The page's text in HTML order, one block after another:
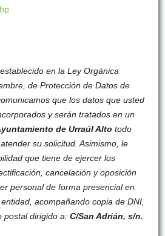
en la Ley Orgánica
de Protección de Datos de
que los datos que usted
y serán tratados en un
de Urraúl Alto todo
su solicitud. Asimismo, le
que tiene de ejercer los
cancelación y oposición
personal de forma presencial en
acompañando copia de DNI,
postal dirigido a: C/San Adrián, s/n.